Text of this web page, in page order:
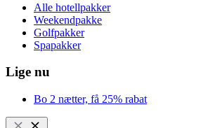
Alle hotellpakker
Weekendpakke
Golfpakker
Spapakker
Lige nu
Bo 2 nætter, få 25% rabat